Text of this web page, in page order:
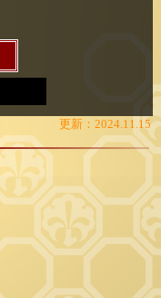
更新：2024.11.15